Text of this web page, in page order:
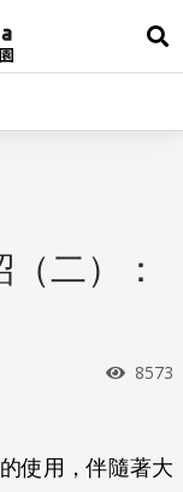
展
二）：
瀏覽
8573
使用，伴隨著大